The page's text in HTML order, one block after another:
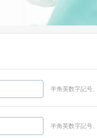
半角英数字記号
半角英数字記号